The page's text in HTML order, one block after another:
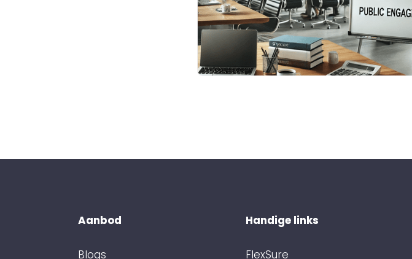
Aanbod
Blogs
Handige links
FlexSure